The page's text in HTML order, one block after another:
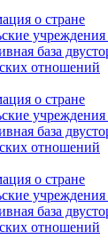
о стране
база
отношений
о стране
база
отношений
о стране
база
отношений